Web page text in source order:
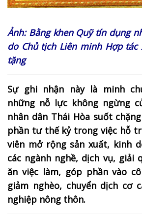
Ảnh: Bằng khen Quỹ tín dụng
do Chủ tịch Liên minh Hợp tác
tặng
Sự ghi nhận này là minh
những nỗ lực không ngừng
nhân dân Thái Hòa suốt
phần tư thế kỷ trong việc hỗ
viên mở rộng sản xuất, kinh
các ngành nghề, dịch vụ, giải
ăn việc làm, góp phần vào
giảm nghèo, chuyển dịch cơ
nghiệp nông thôn.